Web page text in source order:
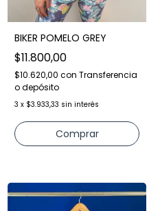
BIKER POMELO GREY
$11.800,00
$10.620,00 con Transferencia
o depósito
3 x $3.933,33 sin interés
Comprar